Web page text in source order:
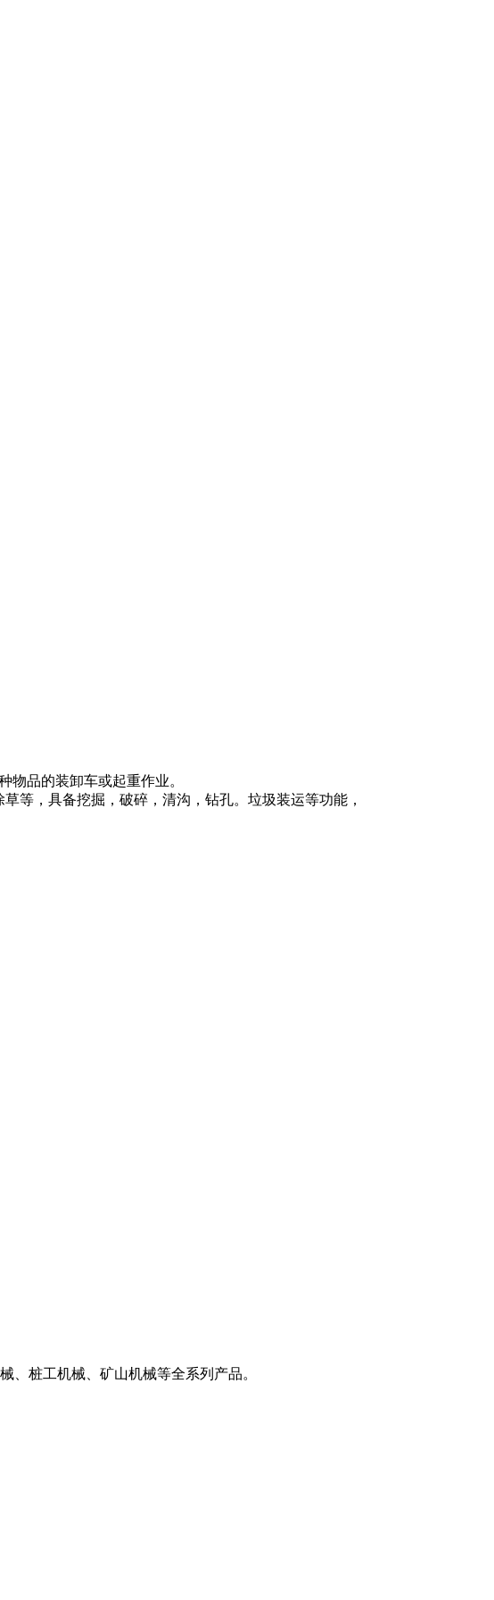
物品的装卸车或起重作业。
等，具备挖掘，破碎，清沟，钻孔。垃圾装运等功能，
、桩工机械、矿山机械等全系列产品。